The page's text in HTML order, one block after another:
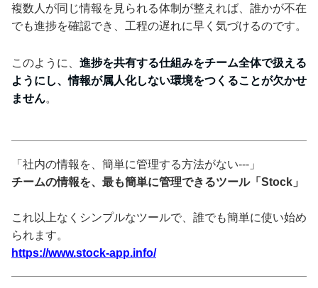
複数人が同じ情報を見られる体制が整えれば、誰かが不在
でも進捗を確認でき、工程の遅れに早く気づけるのです。
このように、 進捗を共有する仕組みをチーム全体で扱える
ようにし、情報が属人化しない環境をつくることが欠かせ
ません。
「社内の情報を、簡単に管理する方法がない---」
チームの情報を、最も簡単に管理できるツール「Stock」
これ以上なくシンプルなツールで、誰でも簡単に使い始め
られます。
https://www.stock-app.info/